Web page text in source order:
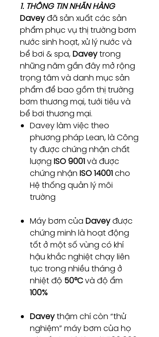
1. THÔNG TIN NHÃN HÀNG
Daveyđã sản xuất các sản
phẩm phục vụ thị trường bơm
nước sinh hoạt, xử lý nước và
bể bơi & spa,Daveytrong
những năm gần đây mở rộng
trọng tâm và danh mục sản
phẩm để bao gồm thị trường
bơm thương mại, tưới tiêu và
bể bơi thương mại.
Davey làm việc theo
phương pháp Lean, là Công
ty được chứng nhận chất
lượng ISO 9001và được
chứng nhận ISO 14001cho
Hệ thống quản lý môi
trường
Máy bơm của Daveyđược
chứng minh là hoạt động
tốt ở một số vùng có khí
hậu khắc nghiệt chạy liên
tục trong nhiều tháng ở
nhiệt độ 50°Cvà độ ẩm
100%
Daveythậm chí còn “thử
nghiệm” máy bơm của họ